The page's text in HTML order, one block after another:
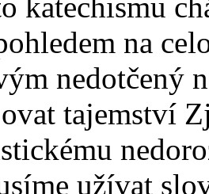
katechismu
na
nedotčený
tajemství
užívat